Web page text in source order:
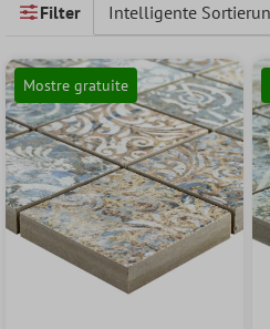
Filter
Mostre gratuite